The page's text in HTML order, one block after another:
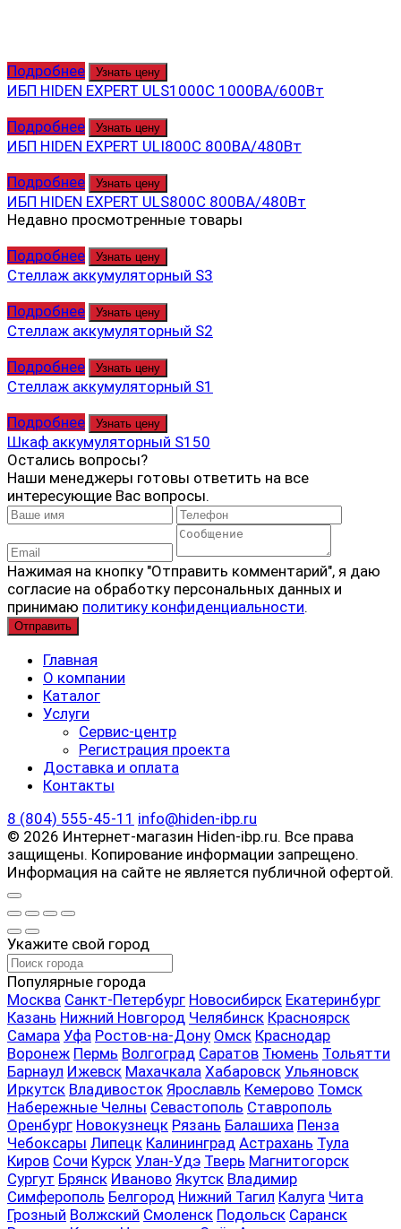
Подробнее Узнать цену
ИБП HIDEN EXPERT ULS1000C 1000ВА/600Вт
Подробнее
Узнать цену
ИБП HIDEN EXPERT ULI800C 800ВА/480Вт
Подробнее
Узнать цену
ИБП HIDEN EXPERT ULS800C 800ВА/480Вт
Недавно просмотренные товары
Подробнее
Узнать цену
Стеллаж аккумуляторный S3
Подробнее
Узнать цену
Стеллаж аккумуляторный S2
Подробнее
Узнать цену
Стеллаж аккумуляторный S1
Подробнее
Узнать цену
Шкаф аккумуляторный S150
Остались вопросы?
Наши менеджеры готовы ответить на все
интересующие Вас вопросы.
Нажимая на кнопку "Отправить комментарий", я даю
согласие на обработку персональных данных и
принимаю политику конфиденциальности.
Главная
О компании
Каталог
Услуги
Сервис-центр
Регистрация проекта
Доставка и оплата
Контакты
8 (804) 555-45-11 info@hiden-ibp.ru
© 2026 Интернет-магазин Hiden-ibp.ru. Все права
защищены. Копирование информации запрещено.
Информация на сайте не является публичной офертой.
Укажите свой город
Популярные города
Москва Санкт-Петербург Новосибирск Екатеринбург
Казань Нижний Новгород Челябинск Красноярск
Самара Уфа Ростов-на-Дону Омск Краснодар
Воронеж Пермь Волгоград Саратов Тюмень Тольятти
Барнаул Ижевск Махачкала Хабаровск Ульяновск
Иркутск Владивосток Ярославль Кемерово Томск
Набережные Челны Севастополь Ставрополь
Оренбург Новокузнецк Рязань Балашиха Пенза
Чебоксары Липецк Калининград Астрахань Тула
Киров Сочи Курск Улан-Удэ Тверь Магнитогорск
Сургут Брянск Иваново Якутск Владимир
Симферополь Белгород Нижний Тагил Калуга Чита
Грозный Волжский Смоленск Подольск Саранск